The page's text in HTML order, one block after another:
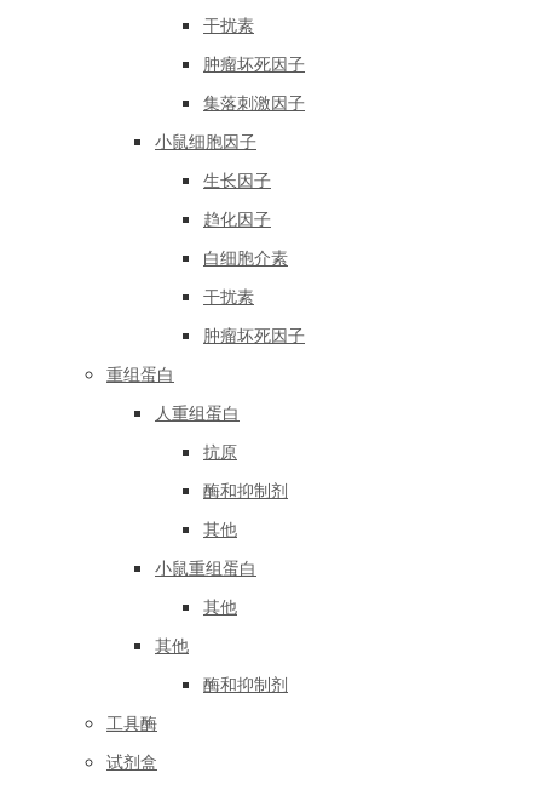
干扰素
肿瘤坏死因子
集落刺激因子
小鼠细胞因子
生长因子
趋化因子
白细胞介素
干扰素
肿瘤坏死因子
重组蛋白
人重组蛋白
抗原
酶和抑制剂
其他
小鼠重组蛋白
其他
其他
酶和抑制剂
工具酶
试剂盒